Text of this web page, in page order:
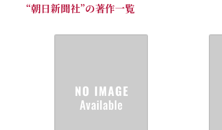
“朝日新聞社”の著作一覧